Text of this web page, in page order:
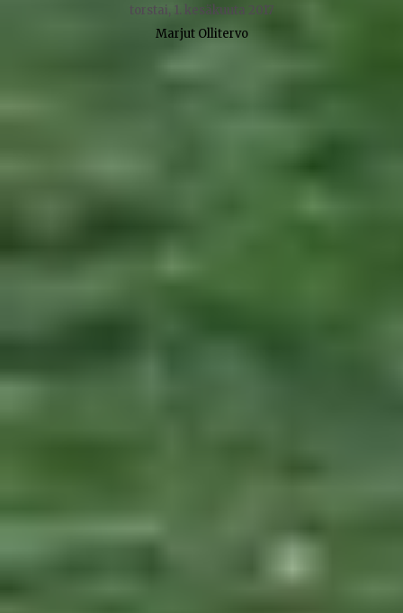
torstai, 1. kesäkuuta 2017
Marjut Ollitervo